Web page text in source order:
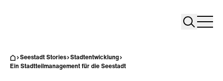
Search
Seestadt Stories
Stadtentwicklung
Ein Stadtteilmanagement für die Seestadt